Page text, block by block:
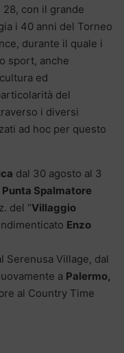
28, con il grande
i 40 anni del Torneo
durante il quale i
sport, anche
ed
del
i diversi
ad hoc per questo
dal 30 agosto al 3
Spalmatore
del “Villaggio
Enzo
Serenusa Village, dal
a Palermo,
al Country Time